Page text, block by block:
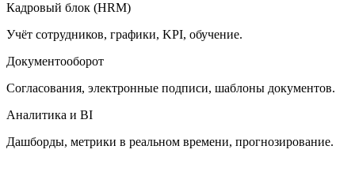
Кадровый блок (HRM)
Учёт сотрудников, графики, KPI, обучение.
Документооборот
Согласования, электронные подписи, шаблоны документов.
Аналитика и BI
Дашборды, метрики в реальном времени, прогнозирование.